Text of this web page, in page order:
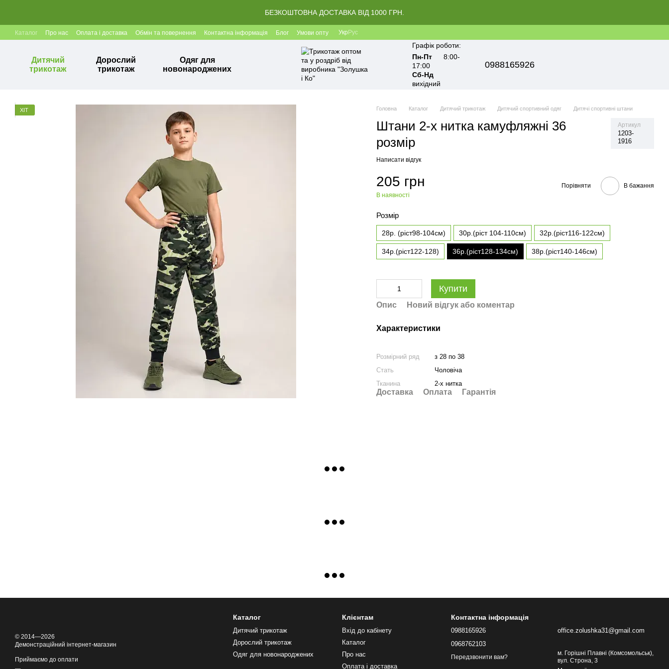
БЕЗКОШТОВНА ДОСТАВКА ВІД 1000 ГРН.
Каталог Про нас Оплата і доставка Обмін та повернення Контактна інформація Блог Умови опту Укр Рус
Дитячий
трикотаж
Дорослий
трикотаж
Одяг для
новонароджених
Графік роботи:
Пн-Пт
8:00-
17:00
Сб-Нд
вихідний
0988165926
ХІТ Головна Каталог Дитячий трикотаж Дитячий спортивний одяг Дитячі спортивні штани
Штани 2-х нитка камуфляжні 36
розмір
Артикул
1203-
1916
Написати відгук
205 грн
В наявності
Порівняти В бажання
Розмір
28р. (ріст98-104см) 30р.(ріст 104-110см) 32р.(ріст116-122см)
34р.(ріст122-128) 36р.(ріст128-134см) 38р.(ріст140-146см)
Купити
Опис Новий відгук або коментар
Характеристики
Розмірний ряд
з 28 по 38
Стать
Чоловіча
Тканина
2-х нитка
Доставка Оплата Гарантія
© 2014—2026
Демонстраційний інтернет-магазин
Приймаємо до оплати
Каталог
Дитячий трикотаж
Дорослий трикотаж
Одяг для новонароджених
Клієнтам
Вхід до кабінету
Каталог
Про нас
Оплата і доставка
Контактна інформація
0988165926
0968762103
Передзвонити вам?
office.zolushka31@gmail.com
м. Горішні Плавні (Комсомольськ),
вул. Строна, 3